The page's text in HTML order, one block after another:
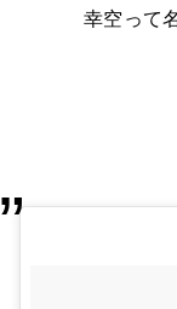
幸空って